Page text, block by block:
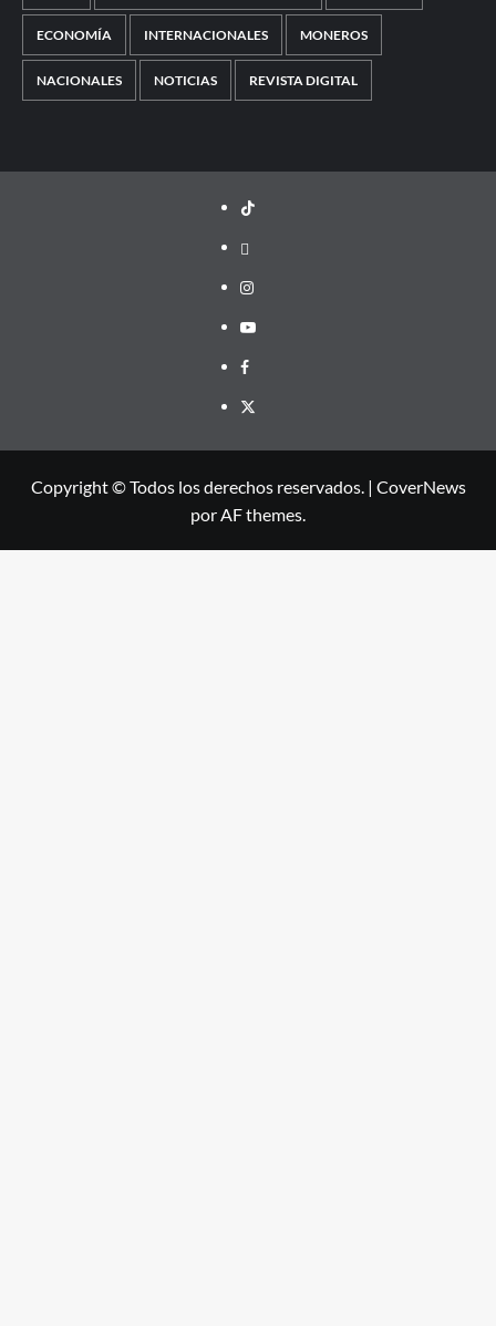
ECONOMÍA INTERNACIONALES MONEROS
NACIONALES NOTICIAS REVISTA DIGITAL
TikTok
threads
Instagram
Youtube
Facebook
X
Copyright © Todos los derechos reservados. | CoverNews
por AF themes.